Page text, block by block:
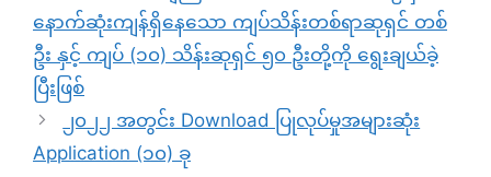
နောက်ဆုံးကျန်ရှိနေသော ကျပ်သိန်းတစ်ရာဆုရှင် တစ်
ဦး နှင့် ကျပ် (၁၀) သိန်းဆုရှင် ၅၀ ဦးတို့ကို ရွေးချယ်ခဲ့
ပြီးဖြစ်
၂၀၂၂ အတွင်း Download ပြုလုပ်မှုအများဆုံး
Application (၁၀) ခု